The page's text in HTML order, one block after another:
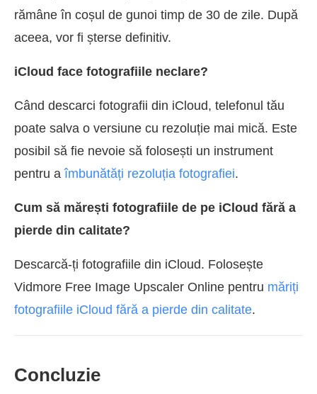
rămâne în coșul de gunoi timp de 30 de zile. După
aceea, vor fi șterse definitiv.
iCloud face fotografiile neclare?
Când descarci fotografii din iCloud, telefonul tău
poate salva o versiune cu rezoluție mai mică. Este
posibil să fie nevoie să folosești un instrument
pentru aîmbunătăți rezoluția fotografiei.
Cum să mărești fotografiile de pe iCloud fără a
pierde din calitate?
Descarcă-ți fotografiile din iCloud. Folosește
Vidmore Free Image Upscaler Online pentru măriți
fotografiile iCloud fără a pierde din calitate.
Concluzie